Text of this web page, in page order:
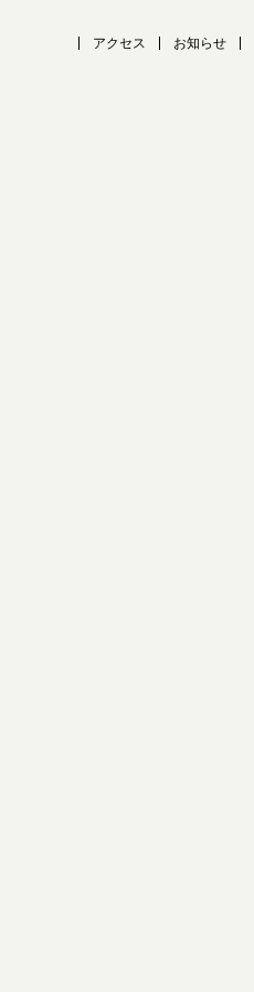
アクセス お知らせ